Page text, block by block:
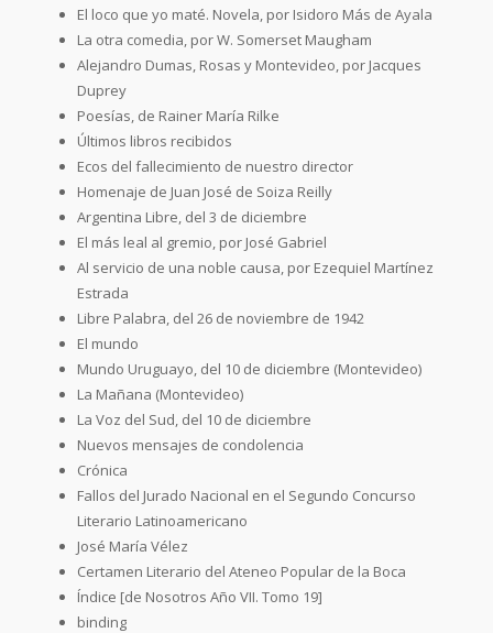
El loco que yo maté. Novela, por Isidoro Más de Ayala
La otra comedia, por W. Somerset Maugham
Alejandro Dumas, Rosas y Montevideo, por Jacques
Duprey
Poesías, de Rainer María Rilke
Últimos libros recibidos
Ecos del fallecimiento de nuestro director
Homenaje de Juan José de Soiza Reilly
Argentina Libre, del 3 de diciembre
El más leal al gremio, por José Gabriel
Al servicio de una noble causa, por Ezequiel Martínez
Estrada
Libre Palabra, del 26 de noviembre de 1942
El mundo
Mundo Uruguayo, del 10 de diciembre (Montevideo)
La Mañana (Montevideo)
La Voz del Sud, del 10 de diciembre
Nuevos mensajes de condolencia
Crónica
Fallos del Jurado Nacional en el Segundo Concurso
Literario Latinoamericano
José María Vélez
Certamen Literario del Ateneo Popular de la Boca
Índice [de Nosotros Año VII. Tomo 19]
binding